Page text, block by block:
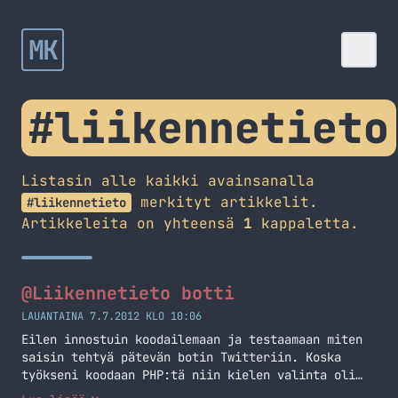
MK
#liikennetieto
Listasin alle kaikki avainsanalla
#liikennetieto
merkityt artikkelit.
Artikkeleita on yhteensä 1 kappaletta.
@Liikennetieto botti
LAUANTAINA 7.7.2012 KLO 10:06
Eilen innostuin koodailemaan ja testaamaan miten
saisin tehtyä pätevän botin Twitteriin. Koska
työkseni koodaan PHP:tä niin kielen valinta oli
luonnollinen ja lähdin rakentamaan sillä bottia